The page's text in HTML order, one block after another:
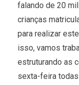
falando de 20
crianças
para realizar
isso, vamos
estruturando as
sexta-feira